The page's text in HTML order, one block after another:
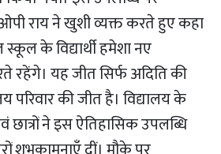
राय ने खुशी व्यक्त करते हुए कहा
के विद्यार्थी हमेशा नए
रहेंगे। यह जीत सिर्फ अदिति की
परिवार की जीत है। विद्यालय के
छात्रों ने इस ऐतिहासिक उपलब्धि